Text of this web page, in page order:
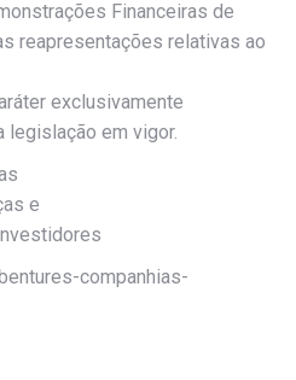
Financeiras de
reapresentações relativas ao
exclusivamente
legislação em vigor.
e
companhias-